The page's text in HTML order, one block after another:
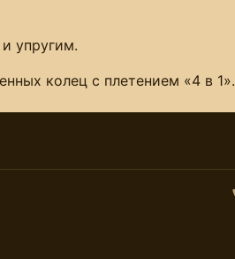
упругим.
колец с плетением «4 в 1».